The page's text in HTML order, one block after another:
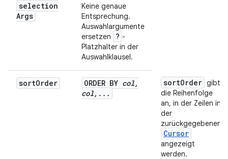
selection
Args
Keine genaue
Entsprechung.
Auswahlargumente
ersetzen
? -
Platzhalter in der
Auswahlklausel.
sortOrder ORDER BY col,
col, . . .
sortOrder gibt
die Reihenfolge
an, in der Zeilen in
der
zurückgegebenen
Cursor
angezeigt
werden.